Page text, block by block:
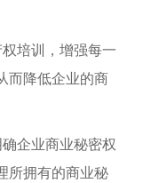
培训，增强每一
而降低企业的商
企业商业秘密权
所拥有的商业秘